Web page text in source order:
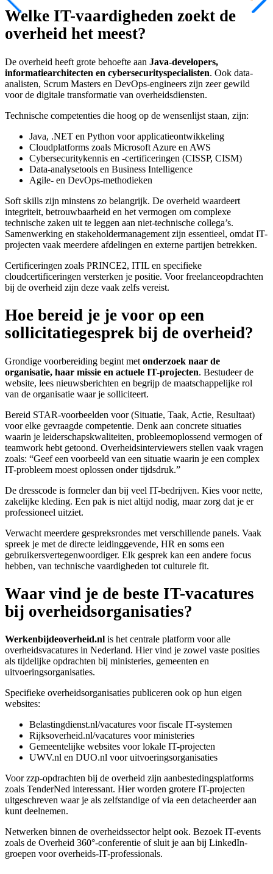
Welke IT-vaardigheden zoekt de
overheid het meest?
De overheid heeft grote behoefte aan Java-developers,
informatiearchitecten en cybersecurityspecialisten. Ook data-
analisten, Scrum Masters en DevOps-engineers zijn zeer gewild
voor de digitale transformatie van overheidsdiensten.
Technische competenties die hoog op de wensenlijst staan, zijn:
Java, .NET en Python voor applicatieontwikkeling
Cloudplatforms zoals Microsoft Azure en AWS
Cybersecuritykennis en -certificeringen (CISSP, CISM)
Data-analysetools en Business Intelligence
Agile- en DevOps-methodieken
Soft skills zijn minstens zo belangrijk. De overheid waardeert
integriteit, betrouwbaarheid en het vermogen om complexe
technische zaken uit te leggen aan niet-technische collega’s.
Samenwerking en stakeholdermanagement zijn essentieel, omdat IT-
projecten vaak meerdere afdelingen en externe partijen betrekken.
Certificeringen zoals PRINCE2, ITIL en specifieke
cloudcertificeringen versterken je positie. Voor freelanceopdrachten
bij de overheid zijn deze vaak zelfs vereist.
Hoe bereid je je voor op een
sollicitatiegesprek bij de overheid?
Grondige voorbereiding begint met onderzoek naar de
organisatie, haar missie en actuele IT-projecten. Bestudeer de
website, lees nieuwsberichten en begrijp de maatschappelijke rol
van de organisatie waar je solliciteert.
Bereid STAR-voorbeelden voor (Situatie, Taak, Actie, Resultaat)
voor elke gevraagde competentie. Denk aan concrete situaties
waarin je leiderschapskwaliteiten, probleemoplossend vermogen of
teamwork hebt getoond. Overheidsinterviewers stellen vaak vragen
zoals: “Geef een voorbeeld van een situatie waarin je een complex
IT-probleem moest oplossen onder tijdsdruk.”
De dresscode is formeler dan bij veel IT-bedrijven. Kies voor nette,
zakelijke kleding. Een pak is niet altijd nodig, maar zorg dat je er
professioneel uitziet.
Verwacht meerdere gespreksrondes met verschillende panels. Vaak
spreek je met de directe leidinggevende, HR en soms een
gebruikersvertegenwoordiger. Elk gesprek kan een andere focus
hebben, van technische vaardigheden tot culturele fit.
Waar vind je de beste IT-vacatures
bij overheidsorganisaties?
Werkenbijdeoverheid.nl is het centrale platform voor alle
overheidsvacatures in Nederland. Hier vind je zowel vaste posities
als tijdelijke opdrachten bij ministeries, gemeenten en
uitvoeringsorganisaties.
Specifieke overheidsorganisaties publiceren ook op hun eigen
websites:
Belastingdienst.nl/vacatures voor fiscale IT-systemen
Rijksoverheid.nl/vacatures voor ministeries
Gemeentelijke websites voor lokale IT-projecten
UWV.nl en DUO.nl voor uitvoeringsorganisaties
Voor zzp-opdrachten bij de overheid zijn aanbestedingsplatforms
zoals TenderNed interessant. Hier worden grotere IT-projecten
uitgeschreven waar je als zelfstandige of via een detacheerder aan
kunt deelnemen.
Netwerken binnen de overheidssector helpt ook. Bezoek IT-events
zoals de Overheid 360°-conferentie of sluit je aan bij LinkedIn-
groepen voor overheids-IT-professionals.